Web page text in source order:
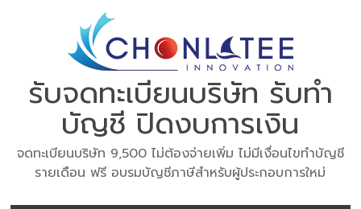
รับจดทะเบียนบริษัท รับทำ
บัญชี ปิดงบการเงิน
จดทะเบียนบริษัท 9,500 ไม่ต้องจ่ายเพิ่ม ไม่มีเงื่อนไขทำบัญชี
รายเดือน ฟรี อบรมบัญชีภาษีสำหรับผู้ประกอบการใหม่